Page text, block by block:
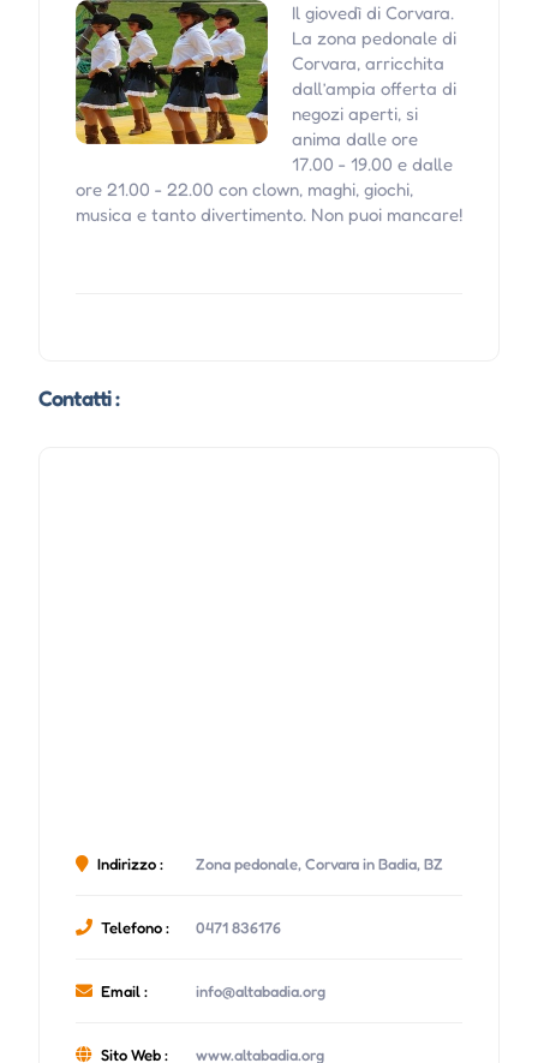
Il giovedì di Corvara.
La zona pedonale di
Corvara, arricchita
dall’ampia offerta di
negozi aperti, si
anima dalle ore
17.00 - 19.00 e dalle
ore 21.00 - 22.00 con clown, maghi, giochi,
musica e tanto divertimento. Non puoi mancare!
Contatti :
Indirizzo : Zona pedonale, Corvara in Badia, BZ
Telefono : 0471 836176
Email : info@altabadia.org
Sito Web : www.altabadia.org